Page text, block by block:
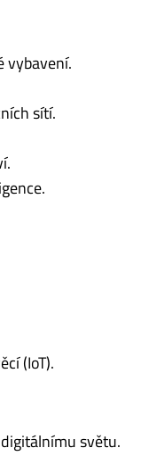
vybavení.
sítí.
(IoT).
světu.